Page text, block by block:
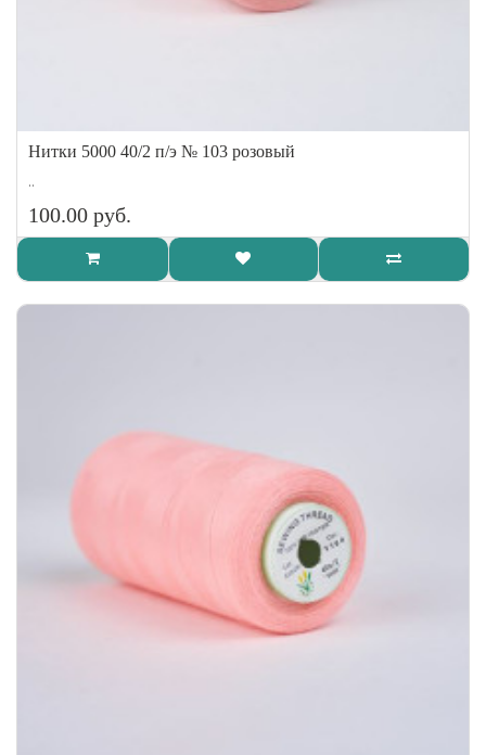
Нитки 5000 40/2 п/э № 103 розовый
..
100.00 руб.